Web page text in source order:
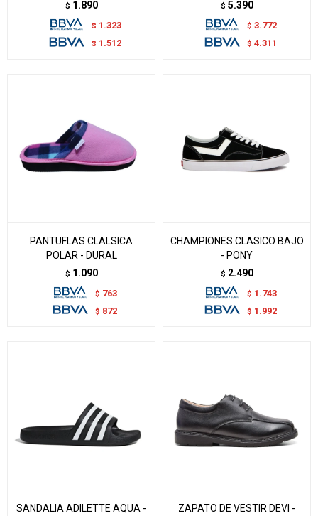
$ 1.890
$ 1.323
$ 1.512
$ 5.390
$ 3.772
$ 4.311
PANTUFLAS CLALSICA
POLAR - DURAL
$ 1.090
$ 763
$ 872
CHAMPIONES CLASICO BAJO
- PONY
$ 2.490
$ 1.743
$ 1.992
SANDALIA ADILETTE AQUA -
ZAPATO DE VESTIR DEVI -